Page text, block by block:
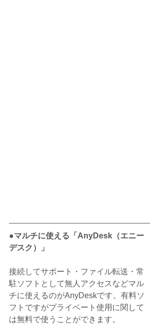
●マルチに使える「AnyDesk（エニー
デスク）」
接続してサポート・ファイル転送・常
駐ソフトとして無人アクセスなどマル
チに使えるのがAnyDeskです。有料ソ
フトですがプライベート使用に関して
は無料で使うことができます。